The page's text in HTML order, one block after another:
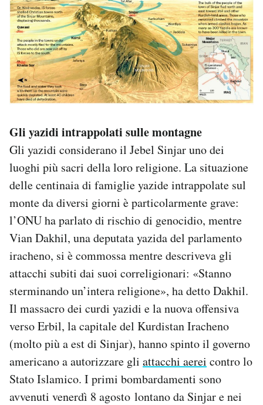
Gli yazidi intrappolati sulle montagne
Gli yazidi considerano il Jebel Sinjar uno dei
luoghi più sacri della loro religione. La situazione
delle centinaia di famiglie yazide intrappolate sul
monte da diversi giorni è particolarmente grave:
l’ONU ha parlato di rischio di genocidio, mentre
Vian Dakhil, una deputata yazida del parlamento
iracheno, si è commossa mentre descriveva gli
attacchi subiti dai suoi correligionari: «Stanno
sterminando un’intera religione», ha detto Dakhil.
Il massacro dei curdi yazidi e la nuova offensiva
verso Erbil, la capitale del Kurdistan Iracheno
(molto più a est di Sinjar), hanno spinto il governo
americano a autorizzare gli attacchi aerei contro lo
Stato Islamico. I primi bombardamenti sono
avvenuti venerdì 8 agosto lontano da Sinjar e nei